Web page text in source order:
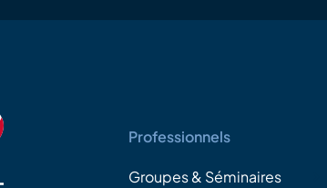
Professionnels
Groupes & Séminaires